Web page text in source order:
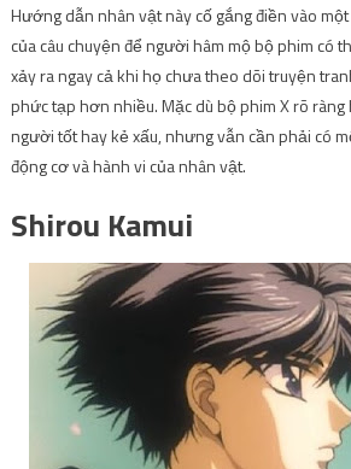
Hướng dẫn nhân vật này cố gắng điền vào
của câu chuyện để người hâm mộ bộ phim có
xảy ra ngay cả khi họ chưa theo dõi truyện
phức tạp hơn nhiều. Mặc dù bộ phim X rõ
người tốt hay kẻ xấu, nhưng vẫn cần phải có
động cơ và hành vi của nhân vật.
Shirou Kamui